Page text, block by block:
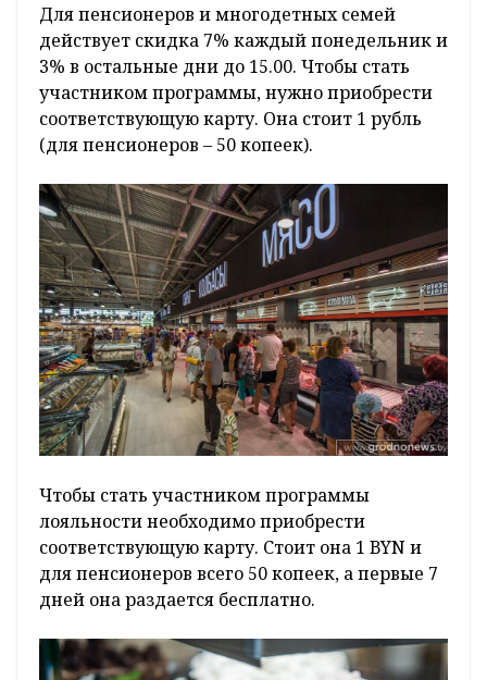
Для пенсионеров и многодетных семей
действует скидка 7% каждый понедельник и
3% в остальные дни до 15.00. Чтобы стать
участником программы, нужно приобрести
соответствующую карту. Она стоит 1 рубль
(для пенсионеров – 50 копеек).
Чтобы стать участником программы
лояльности необходимо приобрести
соответствующую карту. Стоит она 1 BYN и
для пенсионеров всего 50 копеек, а первые 7
дней она раздается бесплатно.